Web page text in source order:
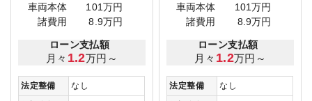
車両本体
101万円
諸費用
8.9万円
ローン支払額
月々 1.2万円～
法定整備
なし
車両本体
101万円
諸費用
8.9万円
ローン支払額
月々 1.2万円～
法定整備
なし